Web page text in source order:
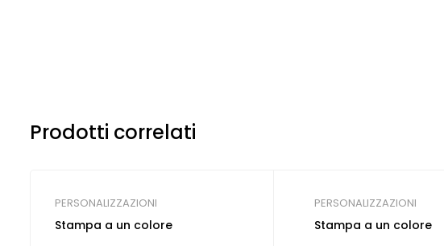
Prodotti correlati
PERSONALIZZAZIONI
Stampa a un colore
PERSONALIZZAZIONI
Stampa a un colore